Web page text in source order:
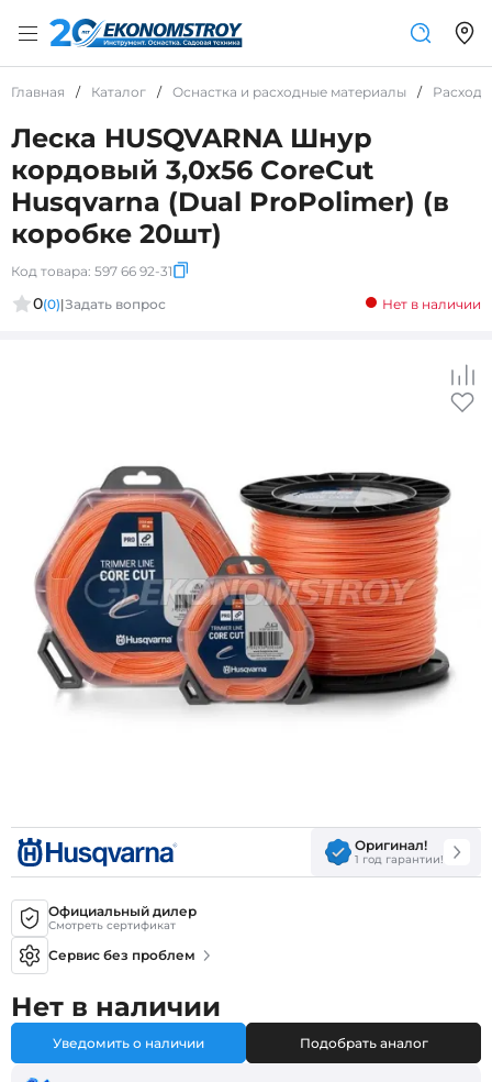
Главная / Каталог / Оснастка и расходные материалы /
Леска HUSQVARNA Шнур
кордовый 3,0x56 CoreCut
Husqvarna (Dual ProPolimer) (в
коробке 20шт)
Код товара: 597 66 92-31
0(0)|Задать вопрос Нет в наличии
Оригинал!
1 год гарантии!
Официальный дилер
Смотреть сертификат
Сервис без проблем
Нет в наличии
Уведомить о наличии Подобрать аналог